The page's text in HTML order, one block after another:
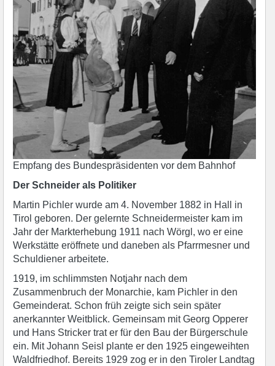
Empfang des Bundespräsidenten vor dem Bahnhof
Der Schneider als Politiker
Martin Pichler wurde am 4. November 1882 in Hall in
Tirol geboren. Der gelernte Schneidermeister kam im
Jahr der Markterhebung 1911 nach Wörgl, wo er eine
Werkstätte eröffnete und daneben als Pfarrmesner und
Schuldiener arbeitete.
1919, im schlimmsten Notjahr nach dem
Zusammenbruch der Monarchie, kam Pichler in den
Gemeinderat. Schon früh zeigte sich sein später
anerkannter Weitblick. Gemeinsam mit Georg Opperer
und Hans Stricker trat er für den Bau der Bürgerschule
ein. Mit Johann Seisl plante er den 1925 eingeweihten
Waldfriedhof. Bereits 1929 zog er in den Tiroler Landtag